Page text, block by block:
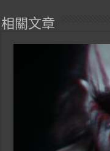
相關文章